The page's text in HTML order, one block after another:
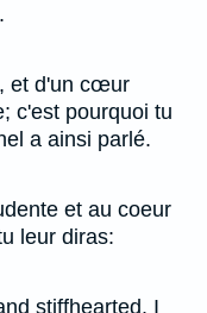
et d'un cœur
c'est pourquoi tu
a ainsi parlé.
et au coeur
leur diras:
stiffhearted. I